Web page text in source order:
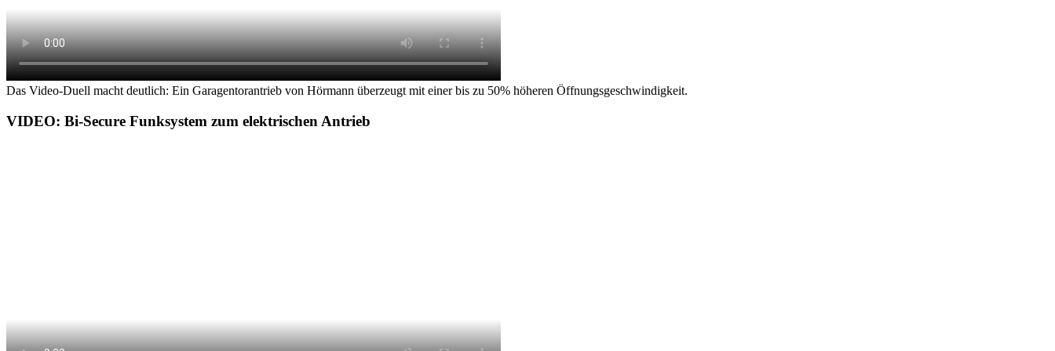
Das Video-Duell macht deutlich: Ein Garagentorantrieb von Hörmann überzeugt mit einer bis zu 50% höheren Öffnungsgeschwindigkeit.
VIDEO: Bi-Secure Funksystem zum elektrischen Antrieb